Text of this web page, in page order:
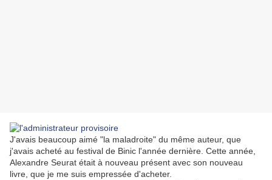
J'avais beaucoup aimé "la maladroite" du même auteur, que
j'avais acheté au festival de Binic l'année dernière. Cette année,
Alexandre Seurat était à nouveau présent avec son nouveau
livre, que je me suis empressée d'acheter.